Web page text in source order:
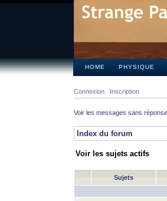
HOME PHYSIQUE
Connexion Inscription
Voir les messages sans réponse
Index du forum
Voir les sujets actifs
Sujets